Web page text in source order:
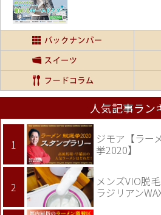
人気記事ラン
ジモア【ラー
挙2020】
メンズVIO脱
ラジリアン